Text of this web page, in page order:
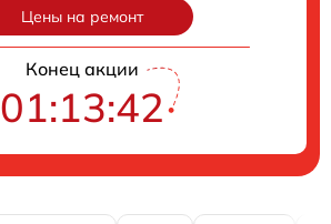
Цены на ремонт
Конец акции
01:13:41